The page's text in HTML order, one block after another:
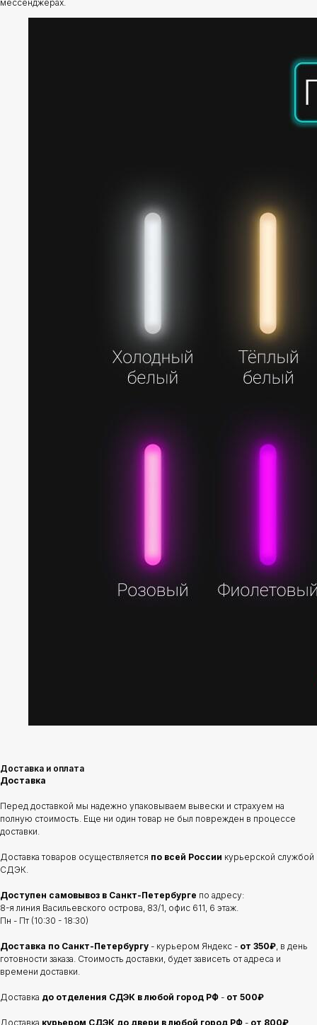
мессенджерах.
Доставка и оплата
Доставка
Перед доставкой мы надежно упаковываем вывески и страхуем на
полную стоимость. Еще ни один товар не был поврежден в процессе
доставки.
Доставка товаров осуществляется по всей России курьерской службой
СДЭК.
Доступен самовывоз в Санкт-Петербурге по адресу:
8-я линия Васильевского острова, 83/1, офис 611, 6 этаж.
Пн - Пт (10:30 - 18:30)
Доставка по Санкт-Петербургу - курьером Яндекс - от 350₽, в день
готовности заказа. Стоимость доставки, будет зависеть от адреса и
времени доставки.
Доставка до отделения СДЭК в любой город РФ - от 500₽
Доставка курьером СДЭК до двери в любой город РФ - от 800₽